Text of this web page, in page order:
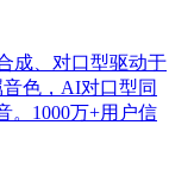
成、对口型驱动于
色，AI对口型同
。1000万+用户信